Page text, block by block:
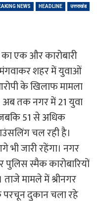
NEWS HEADLINE उत्तराखंड
एक और कारोबारी
शहर में युवाओं
के खिलाफ मामला
तक नगर में 21 युवा
51 से अधिक
चल रही है।
जारी रहेंगा। नगर
स्मैक कारोबारियों
ताजे मामले में श्रीनगर
परचून दुकान चला रहे